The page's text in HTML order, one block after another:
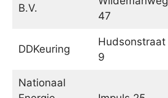
B.V.
47
DDKeuring
Hudsonstraat
9
Nationaal